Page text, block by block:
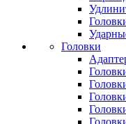
Головки